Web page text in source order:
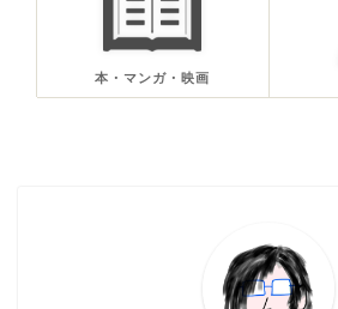
本・マンガ・映画